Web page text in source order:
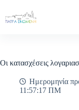
περιεχόμενο
Οι κατασχέσεις
Ημερομηνία
11:57:17 ΠΜ